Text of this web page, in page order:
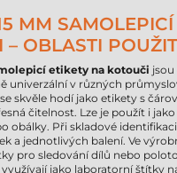
MM SAMOLEPICÍ
– OBLASTI
etikety na kotouči
univerzální v různých
skvěle hodí jako etikety s
čitelnost. Lze je použít i
obálky. Při skladové
a jednotlivých balení. Ve
pro sledování dílů nebo
jako laboratorní štítky